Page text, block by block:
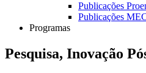
Publicações
Publicações
Programas
Pesquisa, Inovação